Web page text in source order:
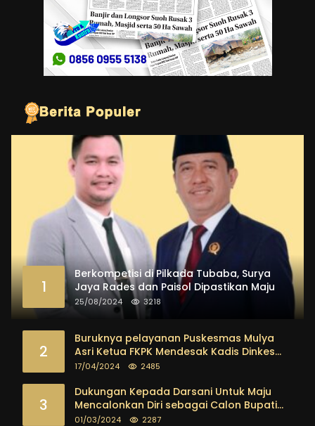
1
Berkompetisi di Pilkada Tubaba, Surya
Jaya Rades dan Paisol Dipastikan Maju
25/08/2024 3218
2
Buruknya pelayanan Puskesmas Mulya
Asri Ketua FKPK Mendesak Kadis Dinkes
Tubaba Ambil Tindakan Tegas
17/04/2024 2485
3
Dukungan Kepada Darsani Untuk Maju
Mencalonkan Diri sebagai Calon Bupati
Tubaba Terus Mengalir Baik Dari
01/03/2024 2287